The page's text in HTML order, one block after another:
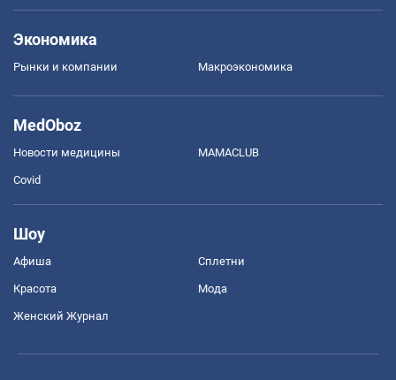
Экономика
Рынки и компании Mакроэкономика
MedOboz
Новости медицины MAMACLUB
Covid
Шоу
Афиша Сплетни
Красота Мода
Женский Журнал